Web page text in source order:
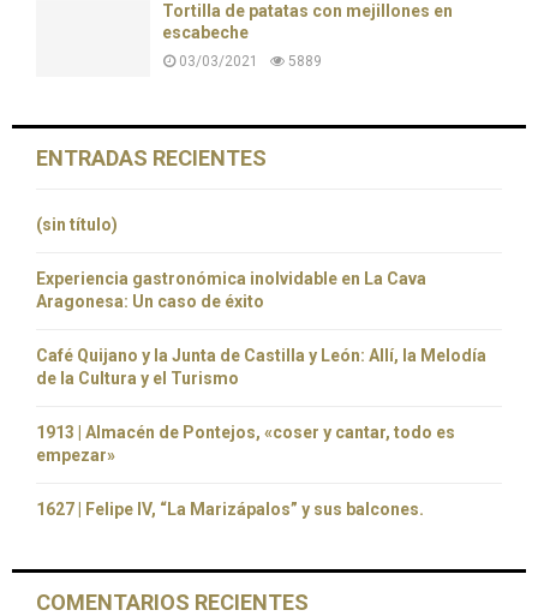
Tortilla de patatas con mejillones en
escabeche
03/03/2021 5889
ENTRADAS RECIENTES
(sin título)
Experiencia gastronómica inolvidable en La Cava
Aragonesa: Un caso de éxito
Café Quijano y la Junta de Castilla y León: Allí, la Melodía
de la Cultura y el Turismo
1913 | Almacén de Pontejos, «coser y cantar, todo es
empezar»
1627 | Felipe IV, “La Marizápalos” y sus balcones.
COMENTARIOS RECIENTES